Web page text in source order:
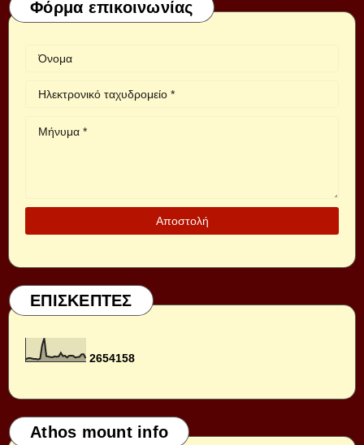
Φόρμα επικοινωνίας
ΕΠΙΣΚΕΠΤΕΣ
2654158
Athos mount info